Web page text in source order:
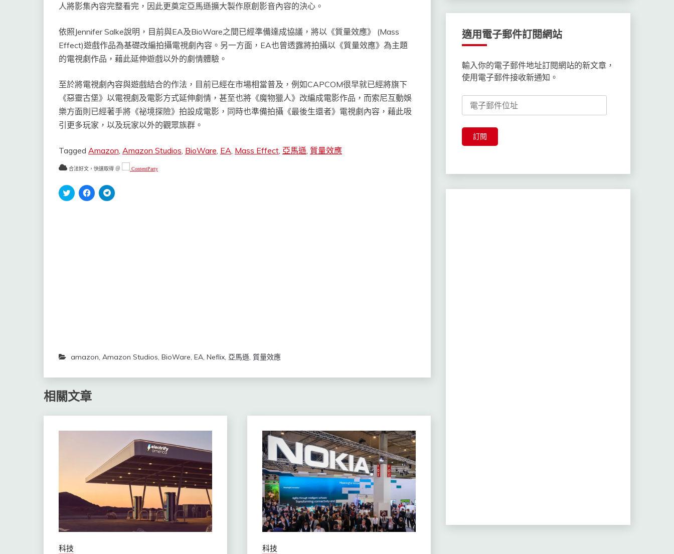
人將影集內容完整看完，因此更奠定亞馬遜擴大製作原創影音內容的決心。
依照Jennifer Salke說明，目前與EA及BioWare之間已經準備達成協議，將以《質量效應》 (Mass
Effect)遊戲作品為基礎改編拍攝電視劇內容。另一方面，EA也曾透露將拍攝以《質量效應》為主題
的電視劇作品，藉此延伸遊戲以外的劇情體驗。
至於將電視劇內容與遊戲結合的作法，目前已經在市場相當普及，例如CAPCOM很早就已經將旗下
《惡靈古堡》以電視劇及電影方式延伸劇情，甚至也將《魔物獵人》改編成電影作品，而索尼互動娛
樂方面則已經著手將《祕境探險》拍設成電影，同時也準備拍攝《最後生還者》電視劇內容，藉此吸
引更多玩家，以及玩家以外的觀眾族群。
Tagged Amazon Amazon Studios BioWare EA Mass Effect 亞馬遜 質量效應
合法好文，快速取得 ＠ ContentParty
分
享
按
一
按
一
amazon, Amazon Studios, BioWare, EA, Neflix, 亞馬遜, 質量效應
相關文章
科技 科技
適用電子郵件訂閱網站
輸入你的電子郵件地址訂閱網站的新文章，
使用電子郵件接收新通知。
子
郵
位
訂閱